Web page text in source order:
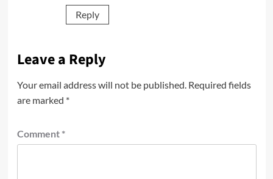
Reply
Leave a Reply
Your email address will not be published. Required fields
are marked *
Comment *